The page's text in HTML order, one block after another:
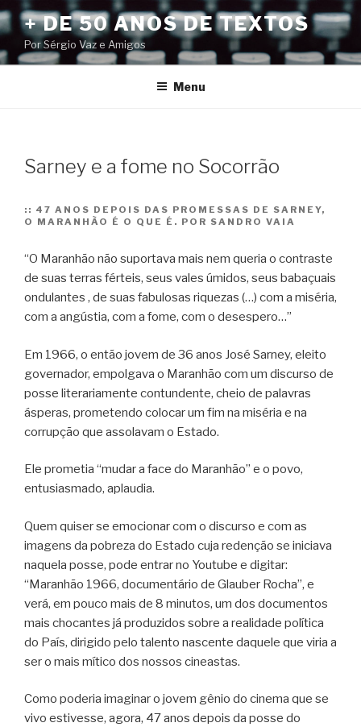
Pular
para
o
conteúdo
+ DE 50 ANOS DE TEXTOS
Por Sérgio Vaz e Amigos
Menu
Sarney e a fome no Socorrão
:: 47 ANOS DEPOIS DAS PROMESSAS DE SARNEY,
O MARANHÃO É O QUE É. POR SANDRO VAIA
“O Maranhão não suportava mais nem queria o contraste
de suas terras férteis, seus vales úmidos, seus babaçuais
ondulantes , de suas fabulosas riquezas (…) com a miséria,
com a angústia, com a fome, com o desespero…”
Em 1966, o então jovem de 36 anos José Sarney, eleito
governador, empolgava o Maranhão com um discurso de
posse literariamente contundente, cheio de palavras
ásperas, prometendo colocar um fim na miséria e na
corrupção que assolavam o Estado.
Ele prometia “mudar a face do Maranhão” e o povo,
entusiasmado, aplaudia.
Quem quiser se emocionar com o discurso e com as
imagens da pobreza do Estado cuja redenção se iniciava
naquela posse, pode entrar no Youtube e digitar:
“Maranhão 1966, documentário de Glauber Rocha”, e
verá, em pouco mais de 8 minutos, um dos documentos
mais chocantes já produzidos sobre a realidade política
do País, dirigido pelo talento nascente daquele que viria a
ser o mais mítico dos nossos cineastas.
Como poderia imaginar o jovem gênio do cinema que se
vivo estivesse, agora, 47 anos depois da posse do